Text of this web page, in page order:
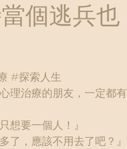
個逃兵也
#探索人生
理治療的朋友，一定都有
想要一個人！』
了，應該不用去了吧？』